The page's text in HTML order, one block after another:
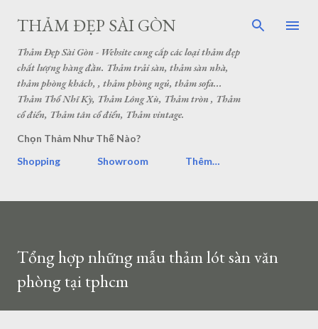
THẢM ĐẸP SÀI GÒN
Thảm Đẹp Sài Gòn - Website cung cấp các loại thảm đẹp
chất lượng hàng đầu. Thảm trải sàn, thảm sàn nhà,
thảm phòng khách, , thảm phòng ngủ, thảm sofa...
Thảm Thổ Nhĩ Kỳ, Thảm Lông Xù, Thảm tròn , Thảm
cổ điển, Thảm tân cổ điển, Thảm vintage.
Chọn Thảm Như Thế Nào?
Shopping
Showroom Thêm…
Tổng hợp những mẫu thảm lót sàn văn
phòng tại tphcm